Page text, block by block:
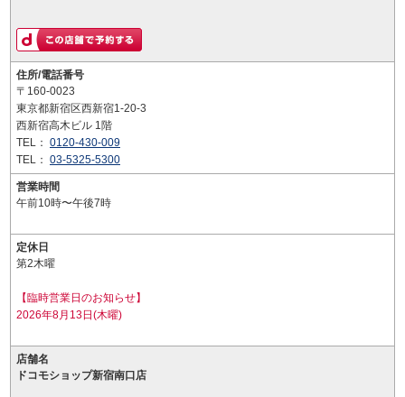
住所/電話番号
〒160-0023
東京都新宿区西新宿1-20-3
西新宿高木ビル 1階
TEL： 0120-430-009
TEL： 03-5325-5300
営業時間
午前10時〜午後7時
定休日
第2木曜
【臨時営業日のお知らせ】
2026年8月13日(木曜)
店舗名
ドコモショップ新宿南口店